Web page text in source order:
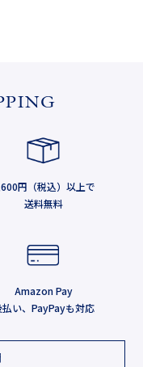
円（税込）以上で
送料無料
Amazon Pay
払い、PayPayも対応